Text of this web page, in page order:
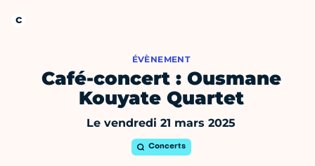
ÉVÈNEMENT
Café-concert : Ousmane
Kouyate Quartet
Le vendredi 21 mars 2025
Concerts